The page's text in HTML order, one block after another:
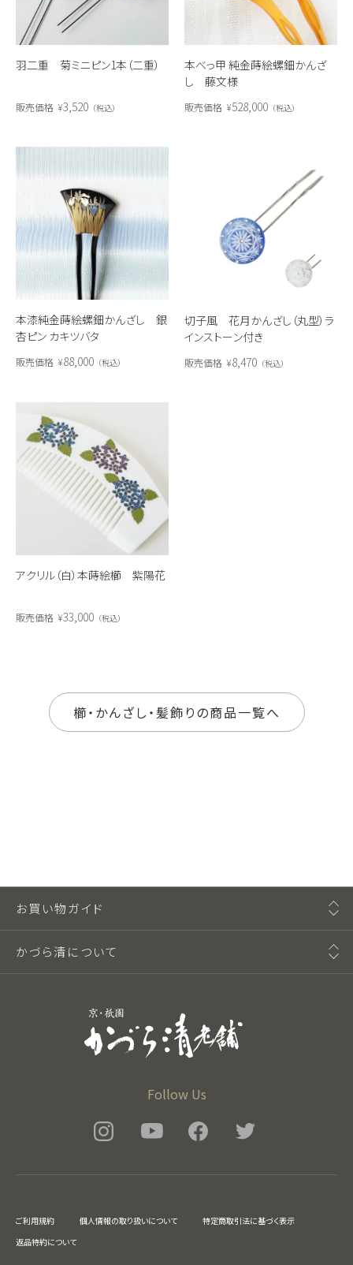
羽二重 菊ミニピン1本（二重）
販売価格 ¥3,520 税込
本べっ甲 純金蒔絵螺鈿かんざ
し 藤文様
販売価格 ¥528,000 税込
本漆純金蒔絵螺鈿かんざし 銀
杏ピン カキツバタ
販売価格 ¥88,000 税込
切子風 花月かんざし（丸型）ラ
インストーン付き
販売価格 ¥8,470 税込
アクリル（白）本蒔絵櫛 紫陽花
販売価格 ¥33,000 税込
櫛・かんざし・髪飾りの商品一覧へ
Follow Us
お買い物ガイド
かづら清について
ご利用規約 個人情報の取り扱いについて
特定商取引法に基づく表示
返品特約について